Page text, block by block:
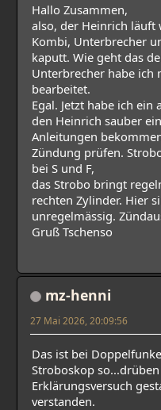
Hallo Zusammen,
also, der Heinrich läuft
Kombi, Unterbrecher
kaputt. Wie geht das
Unterbrecher habe ich
bearbeitet.
Egal. Jetzt habe ich
den Heinrich sauber
Anleitungen
Zündung prüfen.
bei S und F,
das Strobo bringt
rechten Zylinder. Hier
unregelmässig.
Gruß Tschenso
mz-henni
27 Mai 2026, 20:09:56
Das ist bei
Stroboskop
Erklärungsversuch
verstanden.